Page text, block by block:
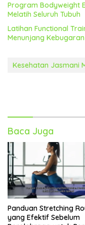
Program Bodyweight
Melatih Seluruh Tubuh
Latihan Functional
Menunjang
Kesehatan Jasmani
Baca Juga
Panduan Stretching
yang Efektif Sebelum